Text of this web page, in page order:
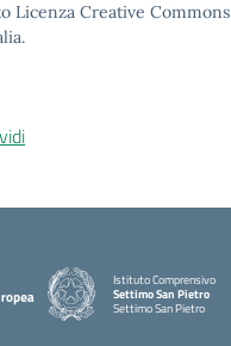
Licenza Creative Commons
Istituto Comprensivo
Settimo San Pietro
Settimo San Pietro